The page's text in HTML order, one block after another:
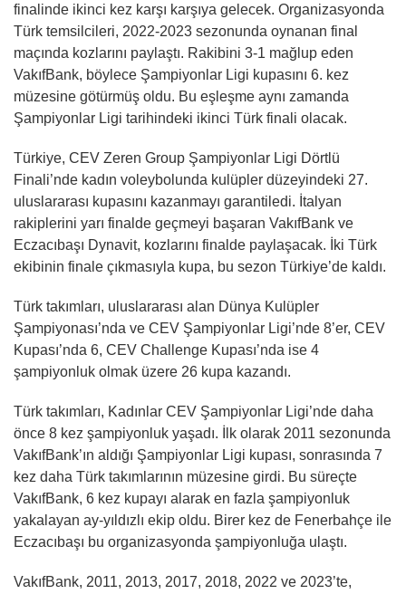
finalinde ikinci kez karşı karşıya gelecek. Organizasyonda
Türk temsilcileri, 2022-2023 sezonunda oynanan final
maçında kozlarını paylaştı. Rakibini 3-1 mağlup eden
VakıfBank, böylece Şampiyonlar Ligi kupasını 6. kez
müzesine götürmüş oldu. Bu eşleşme aynı zamanda
Şampiyonlar Ligi tarihindeki ikinci Türk finali olacak.
Türkiye, CEV Zeren Group Şampiyonlar Ligi Dörtlü
Finali’nde kadın voleybolunda kulüpler düzeyindeki 27.
uluslararası kupasını kazanmayı garantiledi. İtalyan
rakiplerini yarı finalde geçmeyi başaran VakıfBank ve
Eczacıbaşı Dynavit, kozlarını finalde paylaşacak. İki Türk
ekibinin finale çıkmasıyla kupa, bu sezon Türkiye’de kaldı.
Türk takımları, uluslararası alan Dünya Kulüpler
Şampiyonası’nda ve CEV Şampiyonlar Ligi’nde 8’er, CEV
Kupası’nda 6, CEV Challenge Kupası’nda ise 4
şampiyonluk olmak üzere 26 kupa kazandı.
Türk takımları, Kadınlar CEV Şampiyonlar Ligi’nde daha
önce 8 kez şampiyonluk yaşadı. İlk olarak 2011 sezonunda
VakıfBank’ın aldığı Şampiyonlar Ligi kupası, sonrasında 7
kez daha Türk takımlarının müzesine girdi. Bu süreçte
VakıfBank, 6 kez kupayı alarak en fazla şampiyonluk
yakalayan ay-yıldızlı ekip oldu. Birer kez de Fenerbahçe ile
Eczacıbaşı bu organizasyonda şampiyonluğa ulaştı.
VakıfBank, 2011, 2013, 2017, 2018, 2022 ve 2023’te,